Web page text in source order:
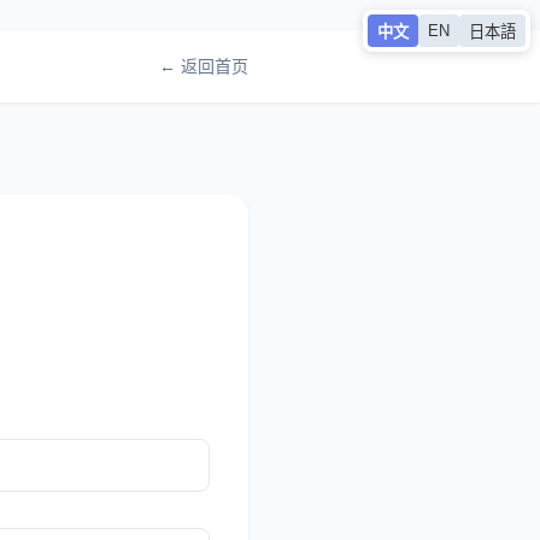
中文 EN 日本語
← 返回首页